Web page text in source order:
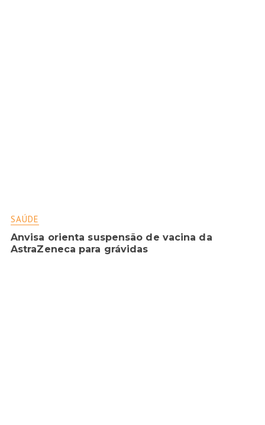
SAÚDE
Anvisa orienta suspensão de vacina da
AstraZeneca para grávidas